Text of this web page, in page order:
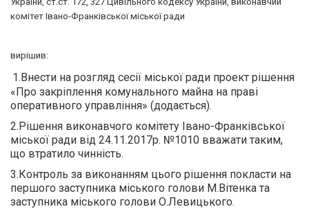
комітет Івано-Франківської міської ради
вирішив:
1.Внести на розгляд сесії міської ради проект рішення
«Про закріплення комунального майна на праві
оперативного управління» (додається).
2.Рішення виконавчого комітету Івано-Франківської
міської ради від 24.11.2017р. №1010 вважати таким,
що втратило чинність.
3.Контроль за виконанням цього рішення покласти на
першого заступника міського голови М.Вітенка та
заступника міського голови О.Левицького.